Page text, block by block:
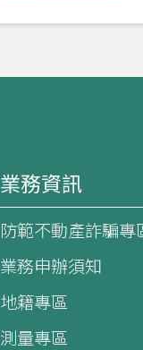
業務資訊
防範不動產詐騙專
業務申辦須知
地籍專區
測量專區